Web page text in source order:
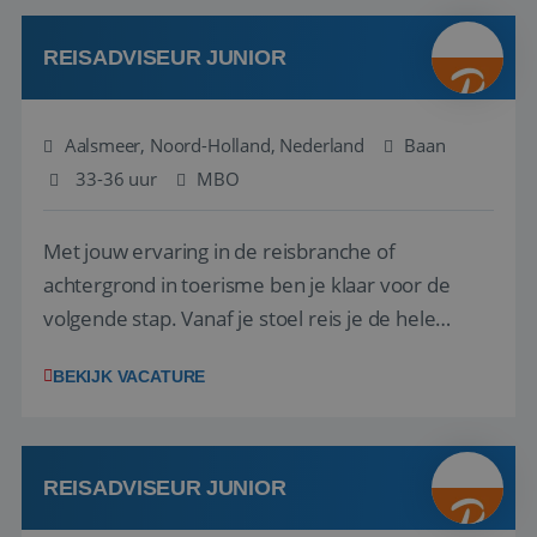
werken: of het nu gaat om vragen ...
REISADVISEUR JUNIOR
Aalsmeer, Noord-Holland, Nederland
Baan
33-36 uur
MBO
Met jouw ervaring in de reisbranche of
achtergrond in toerisme ben je klaar voor de
volgende stap. Vanaf je stoel reis je de hele
wensen van je team, je klant en wat er in de
klanten te overtuigen om die droomreis te
boeken! ...
BEKIJK VACATURE
REISADVISEUR JUNIOR